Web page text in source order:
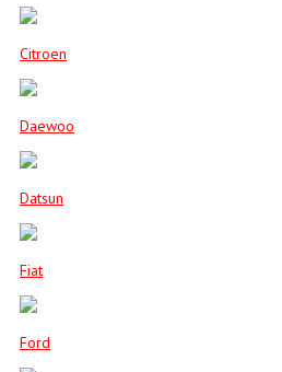
Citroen
Daewoo
Datsun
Fiat
Ford